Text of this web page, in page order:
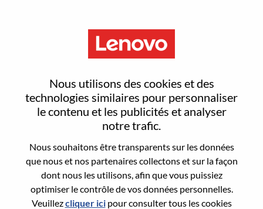
Nous utilisons des cookies et des
technologies similaires pour personnaliser
le contenu et les publicités et analyser
notre trafic.
Nous souhaitons être transparents sur les données
que nous et nos partenaires collectons et sur la façon
dont nous les utilisons, afin que vous puissiez
optimiser le contrôle de vos données personnelles.
Veuillezcliquer icipour consulter tous les cookies
Reset password
Are you sure you want to reset your
Enter the email address associated with your
account, then click "Continue".